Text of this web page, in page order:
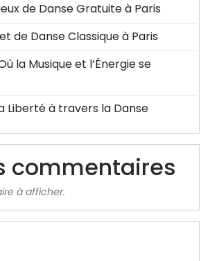
de Danse Gratuite à Paris
de Danse Classique à Paris
la Musique et l’Énergie se
Liberté à travers la Danse
commentaires
à afficher.